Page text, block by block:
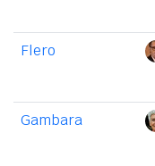
Flero
Gambara